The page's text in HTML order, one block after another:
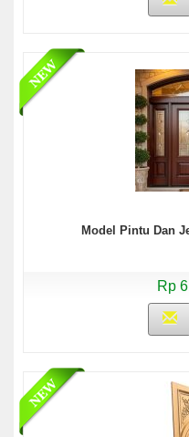
Model Pintu Dan
Rp